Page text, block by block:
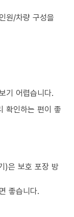
원/차량 구성을
기 어렵습니다.
확인하는 편이 좋
)은 보호 포장 방
좋습니다.